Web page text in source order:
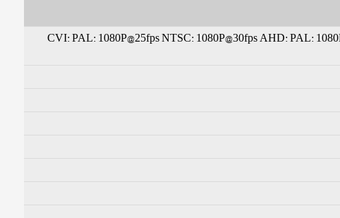
CVI: PAL: 1080P@25fps NTSC: 1080P@30fps AHD: PAL: